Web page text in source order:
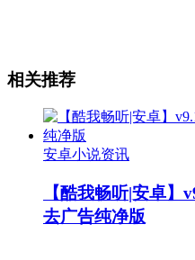
相关推荐
安卓小说资讯
【酷我畅听|安卓】
去广告纯净版